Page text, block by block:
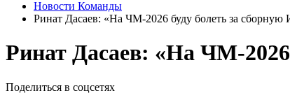
Новости Команды
Ринат Дасаев: «На ЧМ‑2026 буду болеть за сборную
Ринат Дасаев: «На
Поделиться в соцсетях